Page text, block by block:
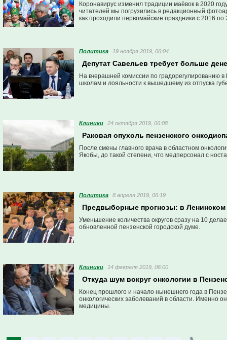
Коронавирус изменил традиции маёвок в 2020
читателей мы погрузились в редакционный
как проходили первомайские праздники с 2016 по
Политика 19 ноября 2019, 06:04
Депутат Савельев требует больше
На вчерашней комиссии по градорегулированию
школам и лояльности к вышедшему из отпуска
Клиники 24 октября 2019, 06:08
Раковая опухоль пензенского
После смены главного врача в областном
Якобы, до такой степени, что медперсонал с
Политика 8 апреля 2019, 06:19
Предвыборные прогнозы: в
Уменьшение количества округов сразу на 10
обновленной пензенской городской думе.
Клиники 14 февраля 2019, 06:00
Откуда шум вокруг онкологии в
Конец прошлого и начало нынешнего года в
онкологических заболеваний в области. Именно
медицины.